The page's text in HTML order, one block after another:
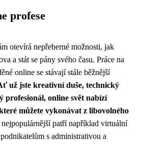
profese
otevírá nepřeberné možnosti, jak
a stát se pány svého času. Práce na
online se stávají stále běžnější
už jste kreativní duše, technický
profesionál, online svět nabízí
můžete vykonávat z libovolného
patří například virtuální
s administrativou a